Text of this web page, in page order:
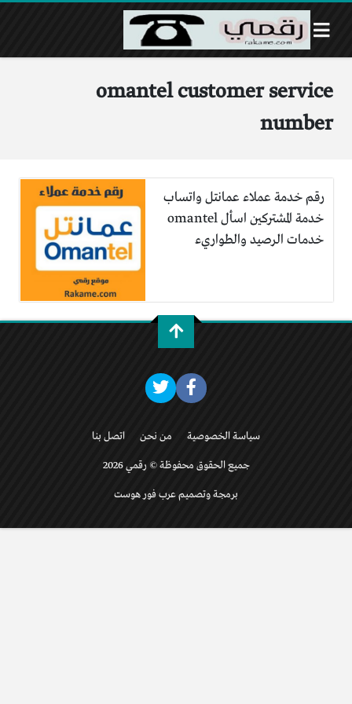
omantel customer service
number
رقم خدمة عملاء عمانتل واتساب
خدمة المشتركين اسأل omantel
خدمات الرصيد والطواريء
سياسة الخصوصية من نحن اتصل بنا
جميع الحقوق محفوظة © رقمي 2026
برمجة وتصميم عرب فور هوست